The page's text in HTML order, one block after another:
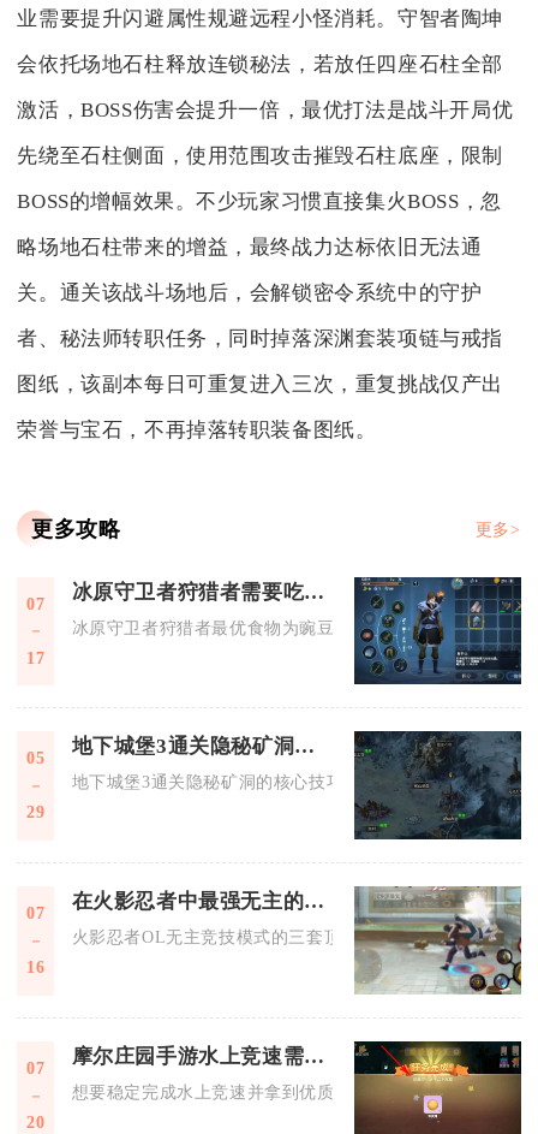
业需要提升闪避属性规避远程小怪消耗。守智者陶坤
会依托场地石柱释放连锁秘法，若放任四座石柱全部
激活，BOSS伤害会提升一倍，最优打法是战斗开局优
先绕至石柱侧面，使用范围攻击摧毁石柱底座，限制
BOSS的增幅效果。不少玩家习惯直接集火BOSS，忽
略场地石柱带来的增益，最终战力达标依旧无法通
关。通关该战斗场地后，会解锁密令系统中的守护
者、秘法师转职任务，同时掉落深渊套装项链与戒指
图纸，该副本每日可重复进入三次，重复挑战仅产出
荣誉与宝石，不再掉落转职装备图纸。
更多攻略 更多>
07
17
冰原守卫者狩猎者需要吃什么
冰原守卫者狩猎者最优食物为豌豆汤，可实现170%资源产
05
29
地下城堡3通关隐秘矿洞有哪些技巧
地下城堡3通关隐秘矿洞的核心技巧在于完成前置解锁条件
07
16
在火影忍者中最强无主的阵容都有哪些成员
火影忍者OL无主竞技模式的三套顶级强势阵容分别为查克
07
20
摩尔庄园手游水上竞速需要注意哪些问题
想要稳定完成水上竞速并拿到优质计时成绩，核心要把控赛